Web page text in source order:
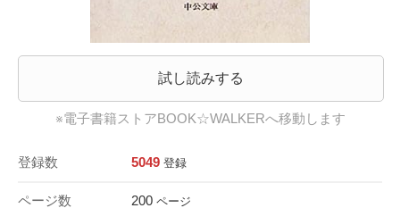
試し読みする
※電子書籍ストアBOOK☆WALKERへ移動します
登録数 5049 登録
ページ数 200 ページ